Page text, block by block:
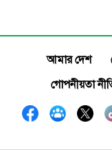
আমার দেশ
গোপনীয়তা